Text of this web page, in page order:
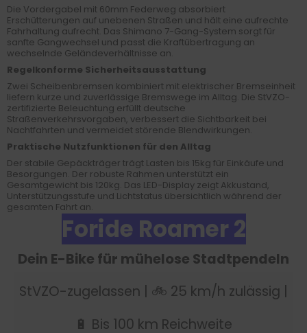
Die Vordergabel mit 60mm Federweg absorbiert
Erschütterungen auf unebenen Straßen und hält eine aufrechte
Fahrhaltung aufrecht. Das Shimano 7-Gang-System sorgt für
sanfte Gangwechsel und passt die Kraftübertragung an
wechselnde Geländeverhältnisse an.
Regelkonforme Sicherheitsausstattung
Zwei Scheibenbremsen kombiniert mit elektrischer Bremseinheit
liefern kurze und zuverlässige Bremswege im Alltag. Die StVZO-
zertifizierte Beleuchtung erfüllt deutsche
Straßenverkehrsvorgaben, verbessert die Sichtbarkeit bei
Nachtfahrten und vermeidet störende Blendwirkungen.
Praktische Nutzfunktionen für den Alltag
Der stabile Gepäckträger trägt Lasten bis 15kg für Einkäufe und
Besorgungen. Der robuste Rahmen unterstützt ein
Gesamtgewicht bis 120kg. Das LED-Display zeigt Akkustand,
Unterstützungsstufe und Lichtstatus übersichtlich während der
gesamten Fahrt an.
Foride Roamer 2
Dein E-Bike für mühelose Stadtpendeln
StVZO-zugelassen | 🚲 25 km/h zulässig |
🔋 Bis 100 km Reichweite